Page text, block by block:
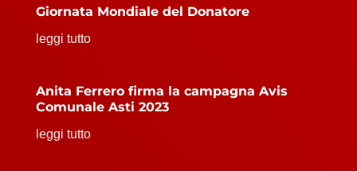
Giornata Mondiale del Donatore
leggi tutto
Anita Ferrero firma la campagna Avis
Comunale Asti 2023
leggi tutto